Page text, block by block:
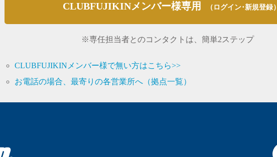
CLUBFUJIKINメンバー様専用 （ログイン･新規登録）
※専任担当者とのコンタクトは、簡単2ステップ
CLUBFUJIKINメンバー様で無い方はこちら>>
お電話の場合、最寄りの各営業所へ（拠点一覧）